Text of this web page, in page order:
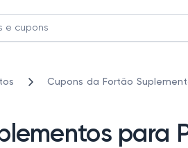
Cupons da Fortão
para